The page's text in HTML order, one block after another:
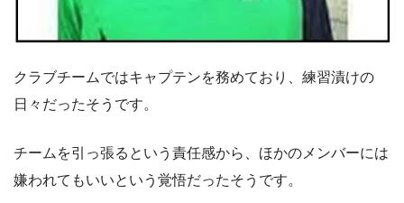
クラブチームではキャプテンを務めており、練習漬けの
日々だったそうです。
チームを引っ張るという責任感から、ほかのメンバーには
嫌われてもいいという覚悟だったそうです。